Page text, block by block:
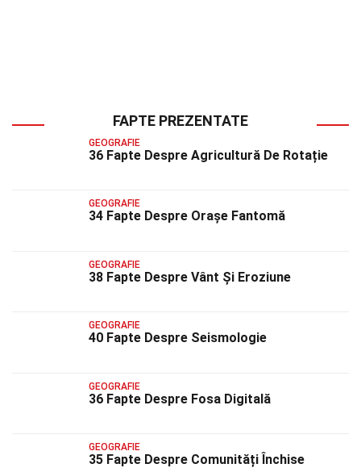
FAPTE PREZENTATE
GEOGRAFIE
36 Fapte Despre Agricultură De Rotație
GEOGRAFIE
34 Fapte Despre Orașe Fantomă
GEOGRAFIE
38 Fapte Despre Vânt Și Eroziune
GEOGRAFIE
40 Fapte Despre Seismologie
GEOGRAFIE
36 Fapte Despre Fosa Digitală
GEOGRAFIE
35 Fapte Despre Comunități Închise